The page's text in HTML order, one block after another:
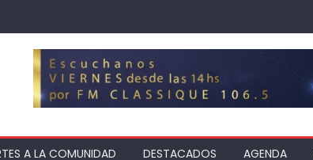
A LA COMUNIDAD DESTACADOS AGENDA